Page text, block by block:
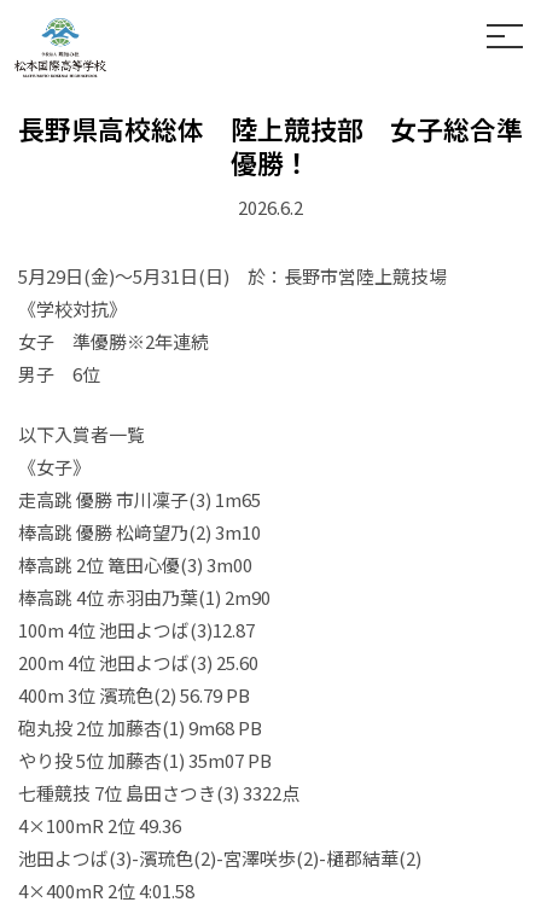
学校案内
通信制
長野県高校総体 陸上競技部 女子総合準
優勝！
2026.6.2
5月29日(金)～5月31日(日) 於：長野市営陸上競技場
《学校対抗》
女子 準優勝※2年連続
男子 6位
以下入賞者一覧
《女子》
走高跳 優勝 市川凜子(3) 1m65
棒高跳 優勝 松﨑望乃(2) 3m10
棒高跳 2位 篭田心優(3) 3m00
棒高跳 4位 赤羽由乃葉(1) 2m90
100m 4位 池田よつば(3)12.87
200m 4位 池田よつば(3) 25.60
400m 3位 濱琉色(2) 56.79 PB
砲丸投 2位 加藤杏(1) 9m68 PB
やり投 5位 加藤杏(1) 35m07 PB
七種競技 7位 島田さつき(3) 3322点
4×100mR 2位 49.36
池田よつば(3)-濱琉色(2)-宮澤咲歩(2)-樋郡結華(2)
4×400mR 2位 4:01.58